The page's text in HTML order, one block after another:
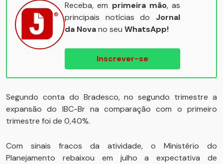
Receba, em primeira mão, as
principais notícias do Jornal
da Novano seu WhatsApp!
Inscrever-se
Segundo conta do Bradesco, no segundo trimestre a
expansão do IBC-Br na comparação com o primeiro
trimestre foi de 0,40%.
Com sinais fracos da atividade, o Ministério do
Planejamento rebaixou em julho a expectativa de